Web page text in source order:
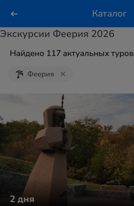
Каталог
Экскурсии Феерия 2026
Найдено 117 актуальных туров
Феерия
2дня